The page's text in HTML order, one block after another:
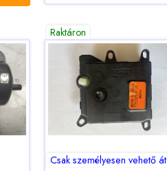
Raktáron
Csak személyesen vehető át